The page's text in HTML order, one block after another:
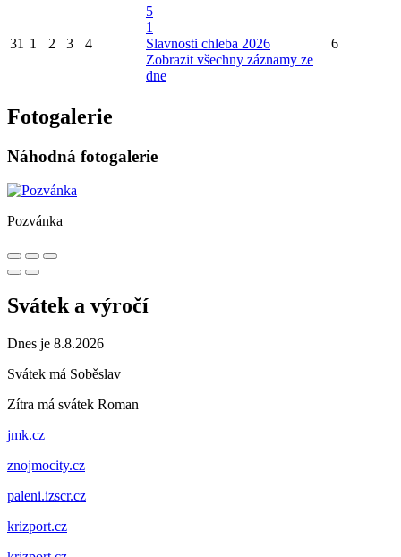
31 1 2 3 4
5
1
Slavnosti chleba 2026
Zobrazit všechny záznamy ze
dne
6
Fotogalerie
Náhodná fotogalerie
Pozvánka
Svátek a výročí
Dnes je 8.8.2026
Svátek má Soběslav
Zítra má svátek Roman
jmk.cz
znojmocity.cz
paleni.izscr.cz
krizport.cz